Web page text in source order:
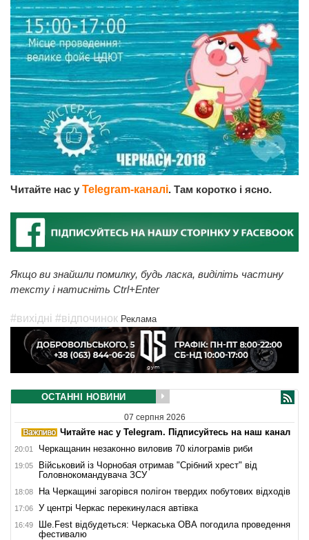
Читайте нас у Telegram-каналі. Там коротко і ясно.
Якщо ви знайшли помилку, будь ласка, виділіть частину
тексту і натисніть Ctrl+Enter
#вихідні #відпочинок Реклама
ОСТАННІ НОВИНИ
07 серпня 2026
Читайте нас у Telegram. Підписуйтесь на наш канал
20:01 Черкащанин незаконно виловив 70 кілограмів риби
19:05
Військовий із Чорнобая отримав "Срібний хрест" від
Головнокомандувача ЗСУ
18:08 На Черкащині загорівся полігон твердих побутових відходів
17:06 У центрі Черкас перекинулася автівка
16:49
Ше.Fest відбудеться: Черкаська ОВА погодила проведення
фестивалю